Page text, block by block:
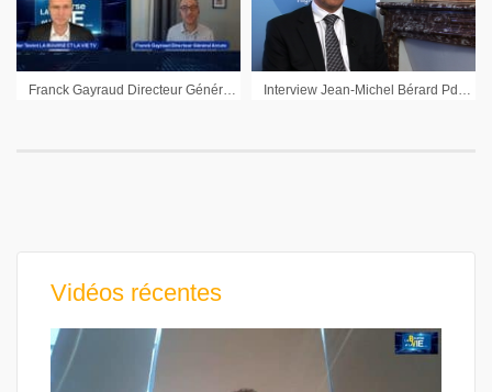
Vidéos récentes